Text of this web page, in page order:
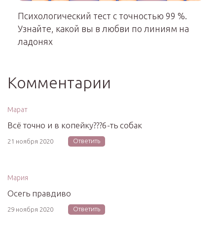
Психологический тест с точностью 99 %.
Узнайте, какой вы в любви по линиям на
ладонях
Комментарии
Марат
Всё точно и в копейку???6-ть собак
21 ноября 2020 Ответить
Мария
Осегь правдиво
29 ноября 2020 Ответить